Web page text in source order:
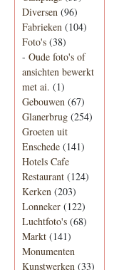
Diversen (96)
Fabrieken (104)
Foto's (38)
- Oude foto's of
ansichten bewerkt
met ai. (1)
Gebouwen (67)
Glanerbrug (254)
Groeten uit
Enschede (141)
Hotels Cafe
Restaurant (124)
Kerken (203)
Lonneker (122)
Luchtfoto's (68)
Markt (141)
Monumenten
Kunstwerken (33)